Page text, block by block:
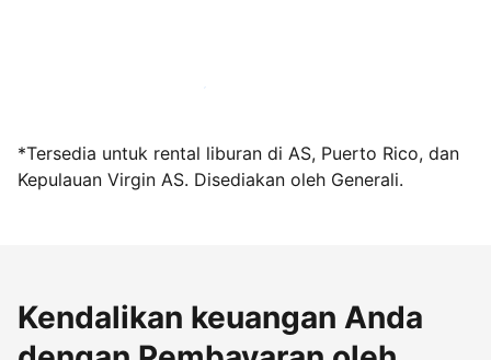
Jadi tuan rumah bersama kami sekarang
*Tersedia untuk rental liburan di AS, Puerto Rico, dan
Kepulauan Virgin AS. Disediakan oleh Generali.
Kendalikan keuangan Anda